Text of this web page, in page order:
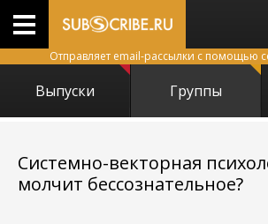
Отправляет email-рассылки с помощью
Выпуски Группы
Системно-векторная
молчит бессознательное?